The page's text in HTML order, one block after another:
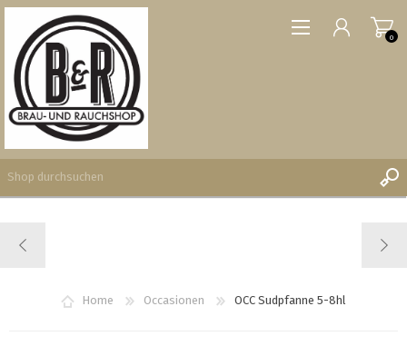
WUNSCHLISTE
0
Home Occasionen OCC Sudpfanne 5-8hl